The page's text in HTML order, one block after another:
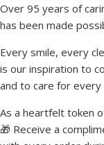
Over 95 years of
has been made
Every smile, every
is our inspiration to
and to care for
As a heartfelt token
🎁 Receive a